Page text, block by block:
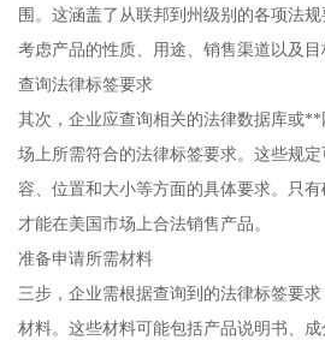
围。这涵盖了从联邦到州级别的各项法
考虑产品的性质、用途、销售渠道以及目
查询法律标签要求
其次，企业应查询相关的法律数据库或
场上所需符合的法律标签要求。这些规
容、位置和大小等方面的具体要求。只有
才能在美国市场上合法销售产品。
准备申请所需材料
三步，企业需根据查询到的法律标签要
材料。这些材料可能包括产品说明书、